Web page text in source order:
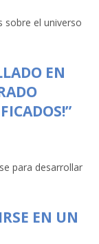
sobre el universo
EN
para desarrollar
EN UN